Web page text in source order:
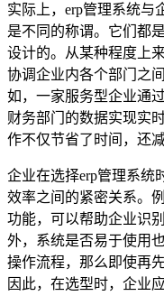
实际上，erp管理系统与
是不同的称谓。它们都
设计的。从某种程度上
协调企业内各个部门之
如，一家服务型企业通
财务部门的数据实现实
作不仅节省了时间，还
企业在选择erp管理系统
效率之间的紧密关系。
功能，可以帮助企业识
外，系统是否易于使用
操作流程，那么即使再
因此，在选型时，企业